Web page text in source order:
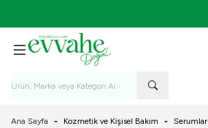
Ana Sayfa - Kozmetik ve Kişisel Bakım - Serumlar